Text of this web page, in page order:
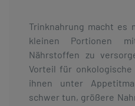
Trinknahrung macht es
kleinen Portionen
Nährstoffen zu
Vorteil für
ihnen unter
schwer tun, größere